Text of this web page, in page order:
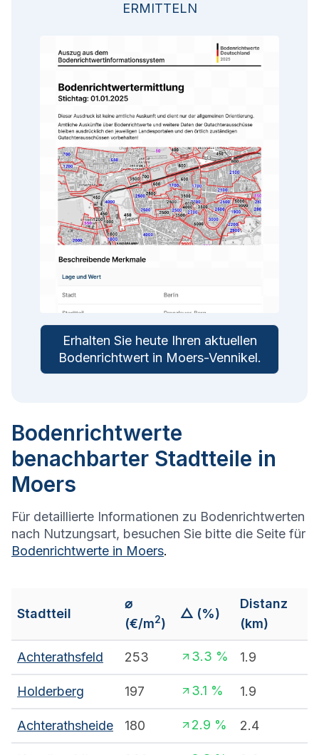
ERMITTELN
Erhalten Sie heute Ihren aktuellen
Bodenrichtwert in Moers-Vennikel.
Bodenrichtwerte
benachbarter Stadtteile in
Moers
Für detaillierte Informationen zu Bodenrichtwerten
nach Nutzungsart, besuchen Sie bitte die Seite für
Bodenrichtwerte in Moers.
Stadtteil
⌀
(€/m2)
△ (%)
Distanz
(km)
Achterathsfeld 253 3.3 % 1.9
Holderberg 197 3.1 % 1.9
Achterathsheide 180 2.9 % 2.4